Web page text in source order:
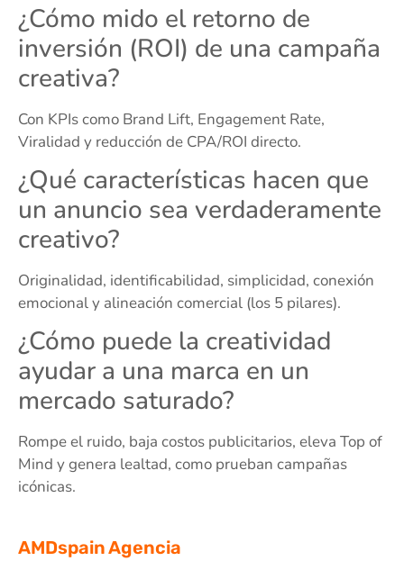
¿Cómo mido el retorno de
inversión (ROI) de una campaña
creativa?
Con KPIs como Brand Lift, Engagement Rate,
Viralidad y reducción de CPA/ROI directo.
¿Qué características hacen que
un anuncio sea verdaderamente
creativo?
Originalidad, identificabilidad, simplicidad, conexión
emocional y alineación comercial (los 5 pilares).
¿Cómo puede la creatividad
ayudar a una marca en un
mercado saturado?
Rompe el ruido, baja costos publicitarios, eleva Top of
Mind y genera lealtad, como prueban campañas
icónicas.
AMDspain Agencia